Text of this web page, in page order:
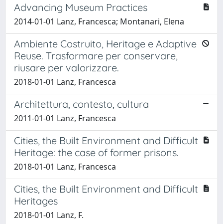
Advancing Museum Practices
2014-01-01 Lanz, Francesca; Montanari, Elena
Ambiente Costruito, Heritage e Adaptive
Reuse. Trasformare per conservare,
riusare per valorizzare.
2018-01-01 Lanz, Francesca
Architettura, contesto, cultura
2011-01-01 Lanz, Francesca
Cities, the Built Environment and Difficult
Heritage: the case of former prisons.
2018-01-01 Lanz, Francesca
Cities, the Built Environment and Difficult
Heritages
2018-01-01 Lanz, F.